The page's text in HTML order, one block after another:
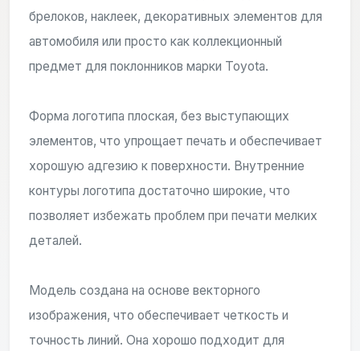
брелоков, наклеек, декоративных элементов для
автомобиля или просто как коллекционный
предмет для поклонников марки Toyota.
Форма логотипа плоская, без выступающих
элементов, что упрощает печать и обеспечивает
хорошую адгезию к поверхности. Внутренние
контуры логотипа достаточно широкие, что
позволяет избежать проблем при печати мелких
деталей.
Модель создана на основе векторного
изображения, что обеспечивает четкость и
точность линий. Она хорошо подходит для